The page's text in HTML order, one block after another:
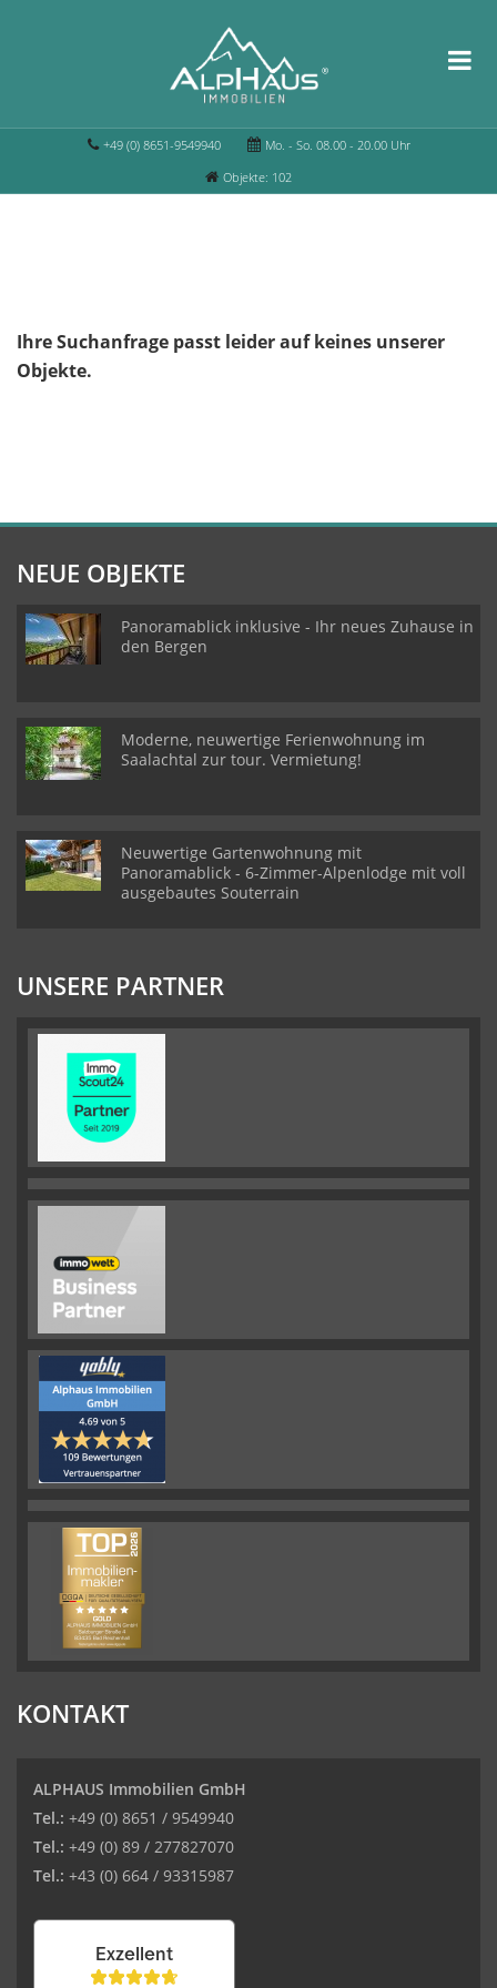
+49 (0) 8651-9549940
Mo. - So. 08.00 - 20.00 Uhr
Objekte: 102
Ihre Suchanfrage passt leider auf keines unserer
Objekte.
NEUE OBJEKTE
Panoramablick inklusive - Ihr neues Zuhause in
den Bergen
Moderne, neuwertige Ferienwohnung im
Saalachtal zur tour. Vermietung!
Neuwertige Gartenwohnung mit
Panoramablick - 6-Zimmer-Alpenlodge mit voll
ausgebautes Souterrain
UNSERE PARTNER
KONTAKT
ALPHAUS Immobilien GmbH
Tel.: +49 (0) 8651 / 9549940
Tel.: +49 (0) 89 / 277827070
Tel.: +43 (0) 664 / 93315987